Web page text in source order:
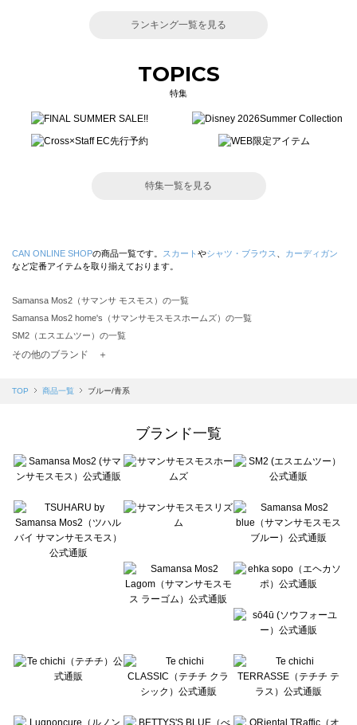
ランキング一覧を見る
TOPICS
特集
特集一覧を見る
CAN ONLINE SHOPの商品一覧です。 スカート やシャツ・ブラウス
カーディガン
など定番アイテムを取り揃えております。
Samansa Mos2（サマンサ モスモス）の一覧
Samansa Mos2 home's（サマンサモスモスホームズ）の一覧
SM2（エスエムツー）の一覧
TSUHARU by Samansa Mos2（ツハルバイサマンサモスモス）の一覧
Samansa Mos2 blue（サマンサモスモス ブルー）の一覧
Te chichi（テチチ）の一覧
Te chichi CLASSIC（テチチ クラシック）の一覧
Lugnoncure（ルノンキュール）の一覧
BETTY'S BLUE（べティーズブルー）の一覧
Wpc.（ワールドパーティー）の一覧
その他のブランド ＋
TOP 商品一覧 ブルー/青系
ブランド一覧